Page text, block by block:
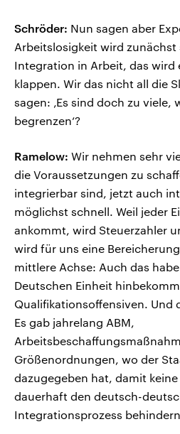
Schröder: Nun sagen aber
Arbeitslosigkeit wird zunächst
Integration in Arbeit, das wird
klappen. Wir das nicht all die
sagen: ‚Es sind doch zu viele,
begrenzen‘?
Ramelow: Wir nehmen sehr
die Voraussetzungen zu
integrierbar sind, jetzt auch
möglichst schnell. Weil jeder
ankommt, wird Steuerzahler
wird für uns eine
mittlere Achse: Auch das
Deutschen Einheit
Qualifikationsoffensiven. Und
Es gab jahrelang ABM,
Größenordnungen, wo der
dazugegeben hat, damit
dauerhaft den deutsch-
Integrationsprozess